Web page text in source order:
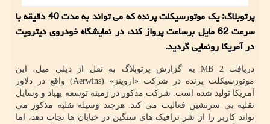
پرتوبلاگ: یک موتورسیکلت پرنده که می تواند به مدت 40 دقیقه با
سرعت 62 مایل برساعت پرواز کند، در نمایشگاه خودروی دیترویت
در آمریکا رونمایی گردید.
دریافت 2 MB به گزارش پرتوبلاگ به نقل از دیلی میل، این
موتورسیکلت پرنده در شرکت «اروینز» (Aerwins) واقع در دلاور
آمریکا تولید شده است. شرکت مذکور در زمینه توسعه پهپاد و وسایل
نقلیه بی سرنشین فعالیت می کند. هرچند وسیله نقلیه مذکور می
تواند کاربر را از شر ترافیک های سنگین در خیابان ها نجات دهد، اما